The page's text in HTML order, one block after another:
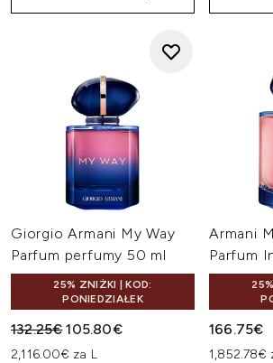
Giorgio Armani My Way
Parfum perfumy 50 ml
25% ZNIŻKI | KOD:
PONIEDZIAŁEK
Sugerowana cena detaliczna:
132.25€Aktualna cena:
105.80€
2,116.00€ za L
Armani
Parfum
166.75€
1,852.78€